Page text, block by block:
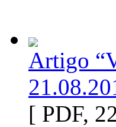
Artigo
[ PDF,